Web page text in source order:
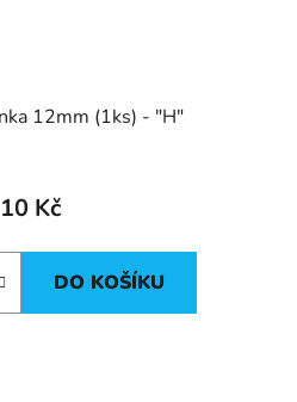
12mm (1ks) - "H"
10 Kč
DO KOŠÍKU